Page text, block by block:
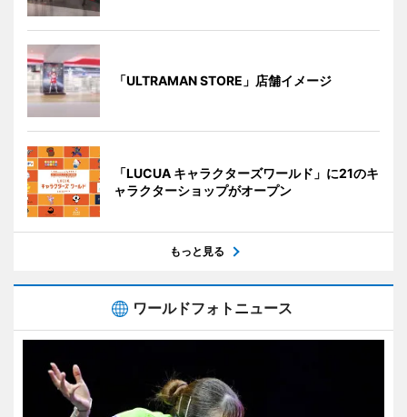
「ULTRAMAN STORE」店舗イメージ
「LUCUA キャラクターズワールド」に21のキ
ャラクターショップがオープン
もっと見る
ワールドフォトニュース